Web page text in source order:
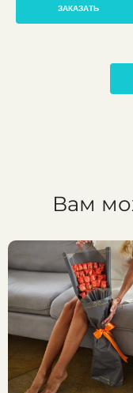
ЗАКАЗАТЬ
Вам